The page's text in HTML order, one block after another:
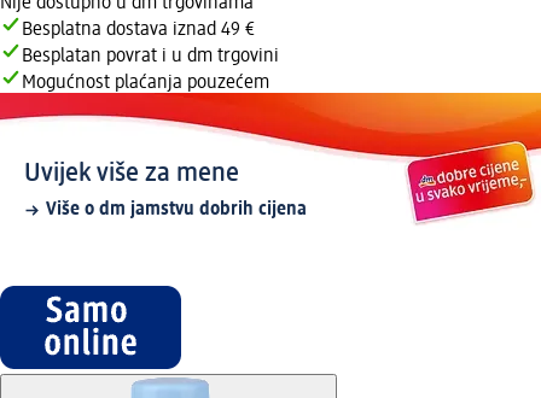
Besplatna dostava iznad 49 €
Besplatan povrat i u dm trgovini
Mogućnost plaćanja pouzećem
Uvijek više za mene
Više o dm jamstvu dobrih cijena